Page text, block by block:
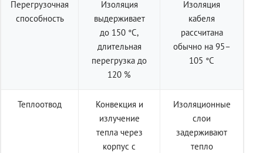
Перегрузочная
способность
Изоляция
выдерживает
до 150 °C,
длительная
перегрузка до
120 %
Изоляция
кабеля
рассчитана
обычно на 95–
105 °C
Теплоотвод
Конвекция и
излучение
тепла через
корпус с
Изоляционные
слои
задерживают
тепло